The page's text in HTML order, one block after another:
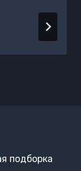
подборка